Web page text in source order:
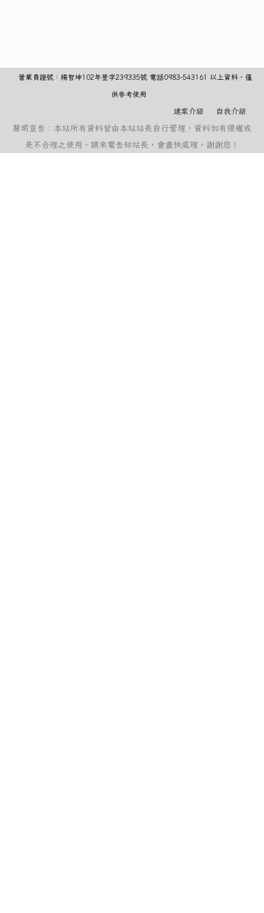
營業員證號：楊智坤102年登字239335號 電話0983-543161 以上資料，僅
供參考使用
建案介紹 自我介紹
聲明宣告：本站所有資料皆由本站站長自行管理，資料如有侵權或
是不合理之使用，請來電告知站長，會盡快處理，謝謝您！